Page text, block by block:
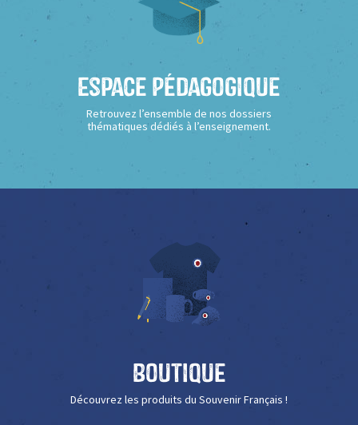
Espace Pédagogique
Retrouvez l’ensemble de nos dossiers
thématiques dédiés à l’enseignement.
Boutique
Découvrez les produits du Souvenir Français !